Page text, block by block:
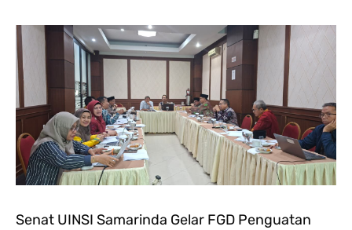
Senat UINSI Samarinda Gelar FGD Penguatan